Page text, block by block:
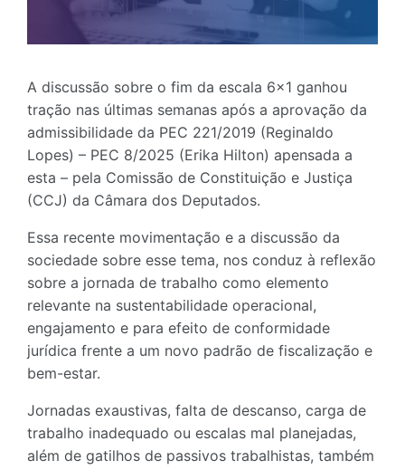
A discussão sobre o fim da escala 6×1 ganhou
tração nas últimas semanas após a aprovação da
admissibilidade da PEC 221/2019 (Reginaldo
Lopes) – PEC 8/2025 (Erika Hilton) apensada a
esta – pela Comissão de Constituição e Justiça
(CCJ) da Câmara dos Deputados.
Essa recente movimentação e a discussão da
sociedade sobre esse tema, nos conduz à reflexão
sobre a jornada de trabalho como elemento
relevante na sustentabilidade operacional,
engajamento e para efeito de conformidade
jurídica frente a um novo padrão de fiscalização e
bem-estar.
Jornadas exaustivas, falta de descanso, carga de
trabalho inadequado ou escalas mal planejadas,
além de gatilhos de passivos trabalhistas, também